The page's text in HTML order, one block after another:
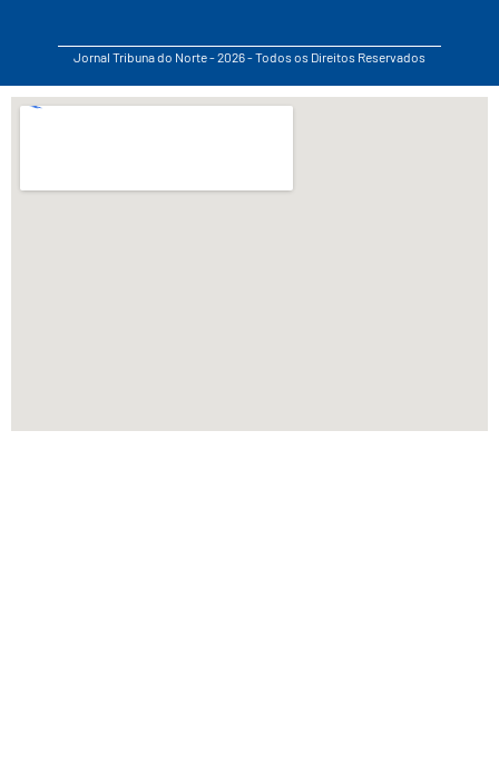
Jornal Tribuna do Norte - 2026 - Todos os Direitos Reservados